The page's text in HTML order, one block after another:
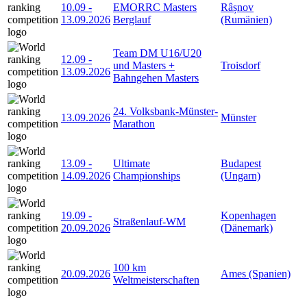
10.09 -
13.09.2026
EMORRC Masters
Berglauf
Râșnov
(Rumänien)
12.09 -
13.09.2026
Team DM U16/U20
und Masters +
Bahngehen Masters
Troisdorf
13.09.2026
24. Volksbank-Münster-
Marathon
Münster
13.09 -
14.09.2026
Ultimate
Championships
Budapest
(Ungarn)
19.09 -
20.09.2026
Straßenlauf-WM
Kopenhagen
(Dänemark)
20.09.2026
100 km
Weltmeisterschaften
Ames (Spanien)